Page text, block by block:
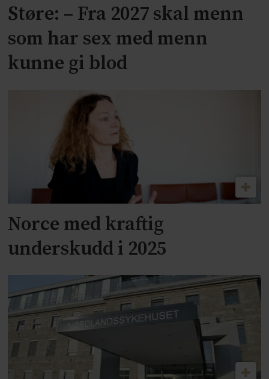
Støre: – Fra 2027 skal menn
som har sex med menn
kunne gi blod
Norce med kraftig
underskudd i 2025